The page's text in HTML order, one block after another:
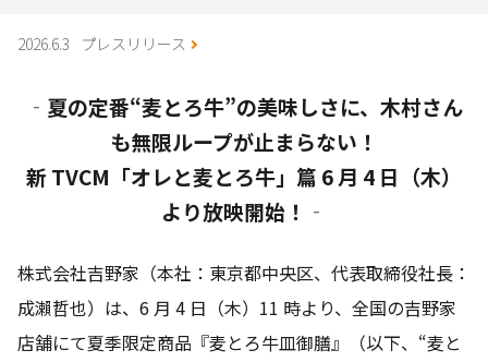
牛丼のこだわり 吉野家の歴史
2026.6.3 プレスリリース
‐夏の定番“麦とろ牛”の美味しさに、木村さん
も無限ループが止まらない！
新 TVCM「オレと麦とろ牛」篇 6 月 4 日（木）
より放映開始！‐
株式会社吉野家（本社：東京都中央区、代表取締役社長：
成瀨哲也）は、6 月 4 日（木）11 時より、全国の吉野家
店舗にて夏季限定商品『麦とろ牛皿御膳』（以下、“麦と